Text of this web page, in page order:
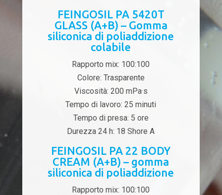
FEINGOSIL PA 5420T
GLASS (A+B) – Gomma
siliconica di poliaddizione
colabile
Rapporto mix: 100:100
Colore: Trasparente
Viscosità: 200 mPa·s
Tempo di lavoro: 25 minuti
Tempo di presa: 5 ore
Durezza 24 h: 18 Shore A
FEINGOSIL PA 22 BODY
CREAM (A+B) – gomma
siliconica di poliaddizione
Rapporto mix: 100:100